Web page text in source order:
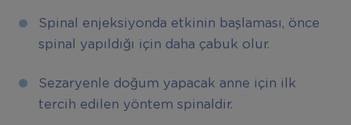
Spinal enjeksiyonda etkinin başlaması, önce
spinal yapıldığı için daha çabuk olur.
Sezaryenle doğum yapacak anne için ilk
tercih edilen yöntem spinaldir.